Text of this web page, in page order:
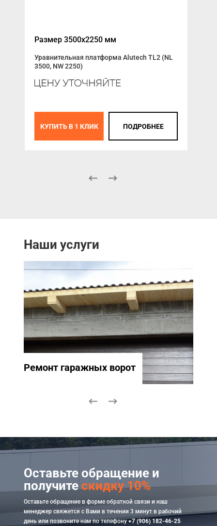
Размер 3500x2250 мм
Уравнительная платформа Alutech TL2 (NL
3500, NW 2250)
КУПИТЬ В 1 КЛИК ПОДРОБНЕЕ
Наши услуги
Ремонт гаражных ворот
Оставьте обращение и
получитескидку 10%
Оставьте обращение в форме обратной связи и наш
менеджер свяжется с Вами в течении 3 минут в рабочий
день или позвоните нам по телефону+7 (906) 182-46-25